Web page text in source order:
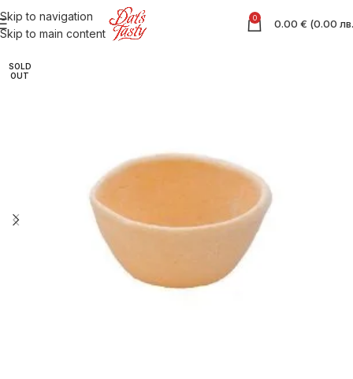
Skip to navigation
Skip to main content
0 0.00 € (0.00 лв.
SOLD
OUT